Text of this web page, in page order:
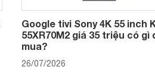
Google tivi Sony 4K 55 inch
55XR70M2 giá 35 triệu có gì
mua?
26/07/2026